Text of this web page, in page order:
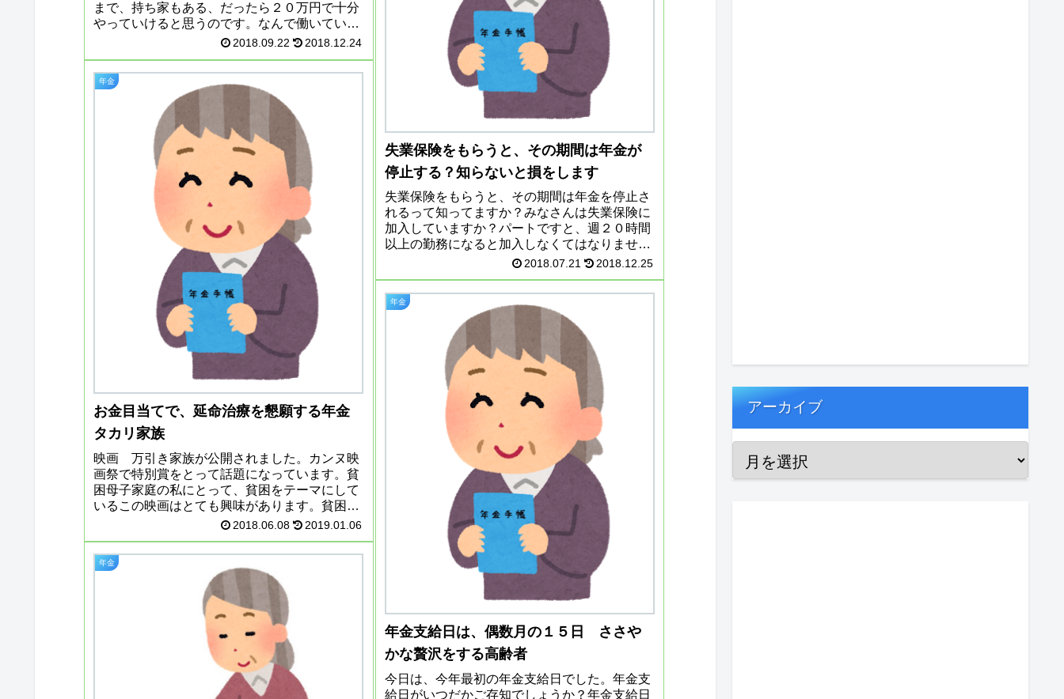
まで、持ち家もある、だったら２０万円で十分
やっていけると思うのです。なんで働いている
んだろうといつも疑問に思っていました。今日
2018.09.22 2018.12.24
失業保険をもらうと、その期間は年金が
停止する？知らないと損をします
失業保険をもらうと、その期間は年金を停止さ
れるって知ってますか？みなさんは失業保険に
加入していますか？パートですと、週２０時間
以上の勤務になると加入しなくてはなりませ
ん。私も加入しています。今のスーパーで働き
だしてかれこれ１１年。雇用保険料...
2018.07.21 2018.12.25
年金
お金目当てで、延命治療を懇願する年金
タカリ家族
映画 万引き家族が公開されました。カンヌ映
画祭で特別賞をとって話題になっています。貧
困母子家庭の私にとって、貧困をテーマにして
いるこの映画はとても興味があります。貧困
で、子供に教えるのは万引きしかないと、万引
2018.06.08 2019.01.06
年金
年金支給日は、偶数月の１５日 ささや
かな贅沢をする高齢者
今日は、今年最初の年金支給日でした。年金支
給日がいつだかご存知でしょうか？年金支給日
年金
アーカイブ